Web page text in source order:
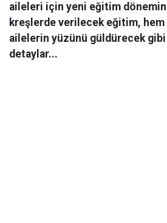
aileleri için yeni eğitim
kreşlerde verilecek eğitim,
ailelerin yüzünü güldürecek
detaylar...